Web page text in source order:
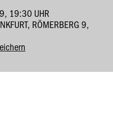
19:30 UHR
RÖMERBERG 9,